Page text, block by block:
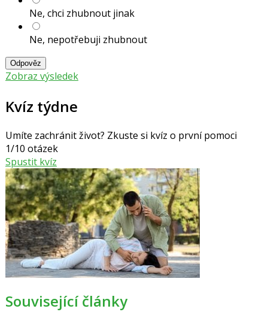
Ne, chci zhubnout jinak
Ne, nepotřebuji zhubnout
Odpověz
Zobraz výsledek
Kvíz týdne
Umíte zachránit život? Zkuste si kvíz o první pomoci
1/10 otázek
Spustit kvíz
Související články